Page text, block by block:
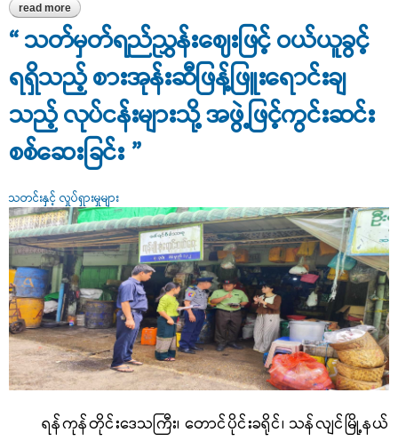
read more about ရည်ညွှန်းဈေးနှင့် ဆီများရောင်းချမှုရှိစေရန် ကွင်းဆင်းကြပ်မတ်
အသိပညာပေးမှုဆောင်ရွက်ချက်များ
“ သတ်မှတ်ရည်ညွှန်းဈေးဖြင့် ဝယ်ယူခွင့်
ရရှိသည့် စားအုန်းဆီဖြန့်ဖြူးရောင်းချ
သည့် လုပ်ငန်းများသို့ အဖွဲ့ဖြင့်ကွင်းဆင်း
စစ်ဆေးခြင်း ”
သတင်းနှင့် လှုပ်ရှားမှုများ
ရန်ကုန်တိုင်းဒေသကြီး၊ တောင်ပိုင်းခရိုင်၊ သန်လျင်မြို့နယ်